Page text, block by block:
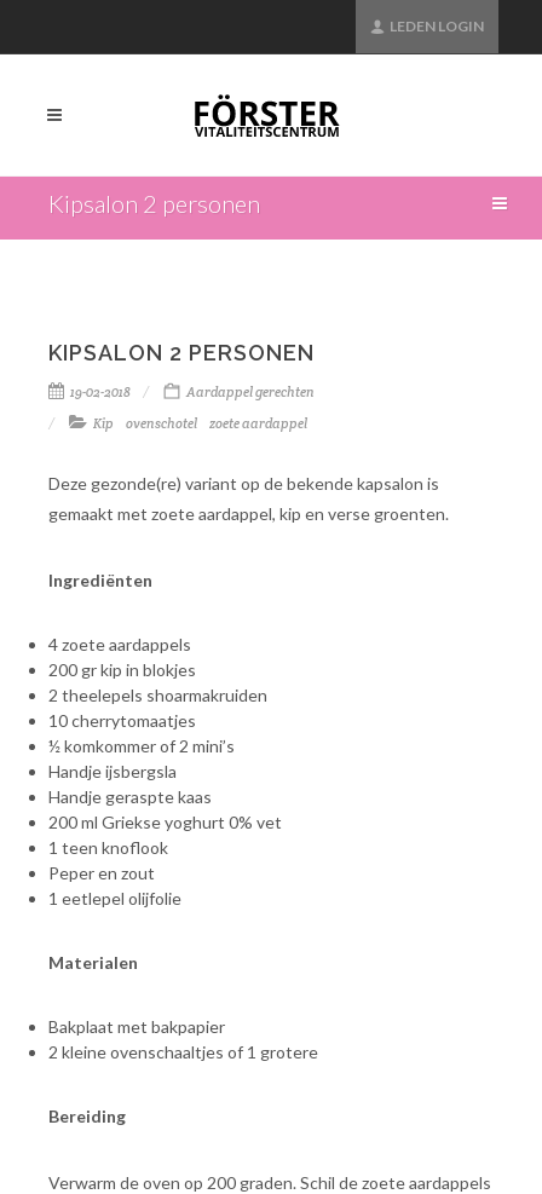
LEDEN LOGIN
Kipsalon 2 personen
KIPSALON 2 PERSONEN
19-02-2018
Aardappel gerechten
Kip
ovenschotel zoete aardappel
Deze gezonde(re) variant op de bekende kapsalon is
gemaakt met zoete aardappel, kip en verse groenten.
Ingrediënten
4 zoete aardappels
200 gr kip in blokjes
2 theelepels shoarmakruiden
10 cherrytomaatjes
½ komkommer of 2 mini’s
Handje ijsbergsla
Handje geraspte kaas
200 ml Griekse yoghurt 0% vet
1 teen knoflook
Peper en zout
1 eetlepel olijfolie
Materialen
Bakplaat met bakpapier
2 kleine ovenschaaltjes of 1 grotere
Bereiding
Verwarm de oven op 200 graden. Schil de zoete aardappels